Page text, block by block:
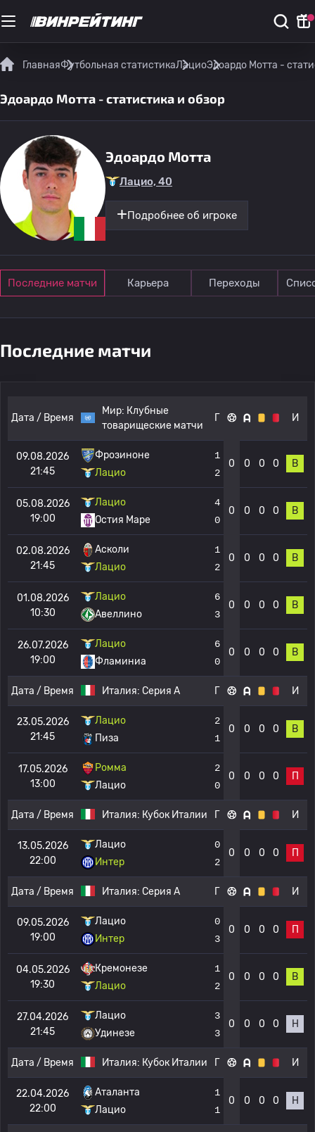
ГлавнаяФутбольная статистикаЛациоЭдоардо Мотта -
Эдоардо Мотта - статистика и обзор
Эдоардо Мотта
Лацио, 40
Подробнее об игроке
Последние матчи Карьера Переходы
Последние матчи
Дата / Время
Мир: Клубные
товарищеские матчи
Г И
09.08.2026
21:45
Фрозиноне
Лацио
1
2
0 0 0 0 В
05.08.2026
19:00
Лацио
Остия Маре
4
0
0 0 0 0 В
02.08.2026
21:45
Асколи
Лацио
1
2
0 0 0 0 В
01.08.2026
10:30
Лацио
Авеллино
6
3
0 0 0 0 В
26.07.2026
19:00
Лацио
Фламиниа
6
0
0 0 0 0 В
Дата / Время Италия: Серия А Г И
23.05.2026
21:45
Лацио
Пиза
2
1
0 0 0 0 В
17.05.2026
13:00
Ромма
Лацио
2
0
0 0 0 0 П
Дата / Время Италия: Кубок Италии Г И
13.05.2026
22:00
Лацио
Интер
0
2
0 0 0 0 П
Дата / Время Италия: Серия А Г И
09.05.2026
19:00
Лацио
Интер
0
3
0 0 0 0 П
04.05.2026
19:30
Кремонезе
Лацио
1
2
0 0 0 0 В
27.04.2026
21:45
Лацио
Удинезе
3
3
0 0 0 0 Н
Дата / Время Италия: Кубок Италии Г И
22.04.2026
22:00
Аталанта
Лацио
1
1
0 0 0 0 Н